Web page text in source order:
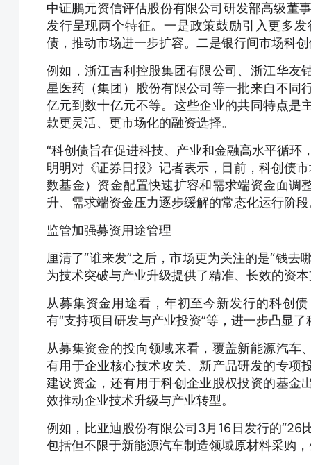
中证鹏元资信评估股份有限公司研发部高级董
发行呈现两个特征。一是政策鼓励引入更多
债，推动市场进一步扩容。二是银行间市场科
例如，浙江吉利控股集团有限公司、浙江华友
星医药（集团）股份有限公司等一批来自不同
亿元到数十亿元不等。这些企业的共同特点是
款更灵活、更市场化的融资选择。
“科创债旨在促进科技、产业和金融高水平循环
明明对《证券日报》记者表示，目前，科创债
数基金）资金配置快速扩容和需求端资金面调
升、需求端资金压力逐步缓解的常态化运行阶
监管加强募资用途管理
厘清了“谁来发”之后，市场更为关注的是“钱
为技术突破与产业升级提供了精准、长效的资
从募集资金用途看，年初至今新发行的科创
有“支持项目研发与产业投资”等，进一步凸显
从募集资金的投向领域来看，覆盖新能源汽车
有用于企业核心技术攻关、新产品研发的专项
建设资金，还有用于科创企业股权投资的基金
效推动企业技术升级与产业转型。
例如，比亚迪股份有限公司3月16日发行的“26
包括但不限于新能源汽车制造领域原材料采购